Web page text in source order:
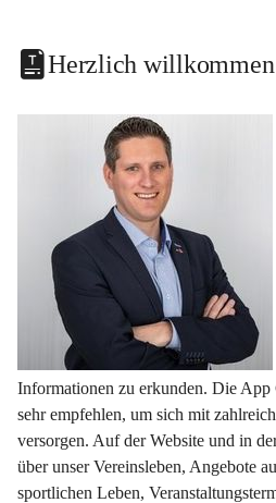
Herzlich willkommen
Informationen zu erkunden. Die
sehr empfehlen, um sich mit
versorgen. Auf der Website und in
über unser Vereinsleben, Angebote
sportlichen Leben,